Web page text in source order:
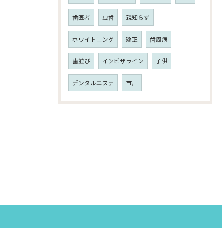
歯医者 虫歯 親知らず
ホワイトニング 矯正 歯周病
歯並び インビザライン 子供
デンタルエステ 市川